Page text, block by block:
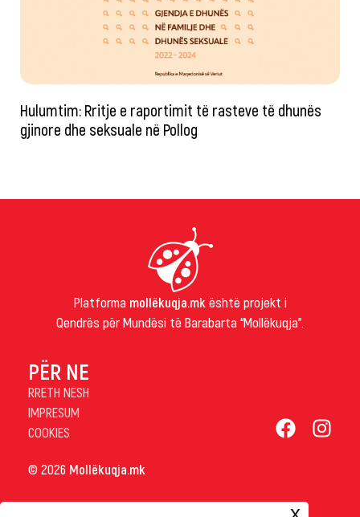
Hulumtim: Rritje e raportimit të rasteve të dhunës
gjinore dhe seksuale në Pollog
Platforma mollëkuqja.mk është projekt i
Qendrës për Mundësi të Barabarta “Mollëkuqja”.
PËR NE
RRETH NESH
IMPRESUM
COOKIES
© 2026 Mollëkuqja.mk